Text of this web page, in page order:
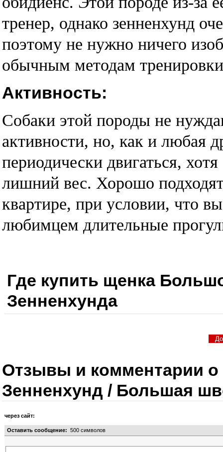
тренер, однако зенненхунд
поэтому не нужно ничего
обычным методам
Активность:
Собаки этой породы не
активности, но, как и любая
периодически двигаться,
лишний вес. Хорошо
квартире, при условии, что
любимцем длительные
Где купить щенка
Зенненхунда
Отзывы и комментарии
Зенненхунд / Большая
через сайт:
Оставить сообщение: 500 символов